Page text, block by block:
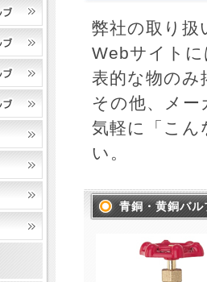
弊社の取り
Webサイト
表的な物のみ
その他、メー
気軽に「こ
い。
青銅・黄銅バル